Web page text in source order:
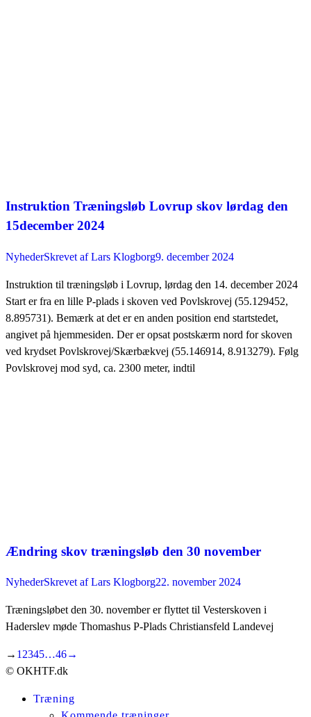
Instruktion Træningsløb Lovrup skov lørdag den
15december 2024
NyhederSkrevet afLars Klogborg9. december 2024
Instruktion til træningsløb i Lovrup, lørdag den 14. december 2024
Start er fra en lille P-plads i skoven ved Povlskrovej (55.129452,
8.895731). Bemærk at det er en anden position end startstedet,
angivet på hjemmesiden. Der er opsat postskærm nord for skoven
ved krydset Povlskrovej/Skærbækvej (55.146914, 8.913279). Følg
Povlskrovej mod syd, ca. 2300 meter, indtil
Ændring skov træningsløb den 30 november
NyhederSkrevet afLars Klogborg22. november 2024
Træningsløbet den 30. november er flyttet til Vesterskoven i
Haderslev møde Thomashus P-Plads Christiansfeld Landevej
→ 1 2345…46→
© OKHTF.dk
Træning